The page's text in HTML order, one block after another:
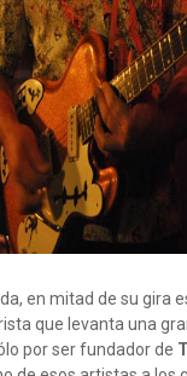
en mitad de su gira
que levanta una
por ser fundador de